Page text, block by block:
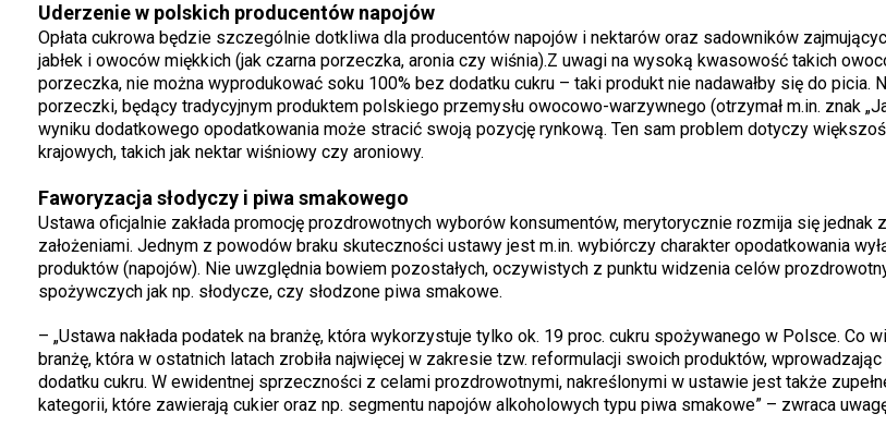
Uderzenie w polskich producentów napojów
Opłata cukrowa będzie szczególnie dotkliwa dla producentów napojów i nektarów oraz sadowników
jabłek i owoców miękkich (jak czarna porzeczka, aronia czy wiśnia).Z uwagi na wysoką kwasowość takich
porzeczka, nie można wyprodukować soku 100% bez dodatku cukru – taki produkt nie nadawałby się do picia.
porzeczki, będący tradycyjnym produktem polskiego przemysłu owocowo-warzywnego (otrzymał m.in. znak
wyniku dodatkowego opodatkowania może stracić swoją pozycję rynkową. Ten sam problem dotyczy
krajowych, takich jak nektar wiśniowy czy aroniowy.
Faworyzacja słodyczy i piwa smakowego
Ustawa oficjalnie zakłada promocję prozdrowotnych wyborów konsumentów, merytorycznie rozmija się jednak
założeniami. Jednym z powodów braku skuteczności ustawy jest m.in. wybiórczy charakter opodatkowania
produktów (napojów). Nie uwzględnia bowiem pozostałych, oczywistych z punktu widzenia celów
spożywczych jak np. słodycze, czy słodzone piwa smakowe.
– „Ustawa nakłada podatek na branżę, która wykorzystuje tylko ok. 19 proc. cukru spożywanego w Polsce. Co
branżę, która w ostatnich latach zrobiła najwięcej w zakresie tzw. reformulacji swoich produktów,
dodatku cukru. W ewidentnej sprzeczności z celami prozdrowotnymi, nakreślonymi w ustawie jest także
kategorii, które zawierają cukier oraz np. segmentu napojów alkoholowych typu piwa smakowe” – zwraca